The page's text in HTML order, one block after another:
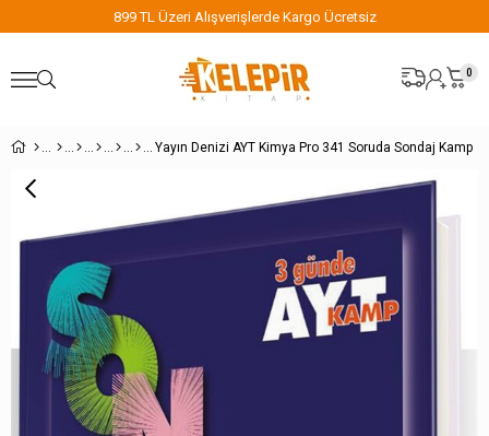
899 TL Üzeri Alışverişlerde Kargo Ücretsiz
0
Yayın Denizi AYT Kimya Pro 341 Soruda Sondaj Kamp